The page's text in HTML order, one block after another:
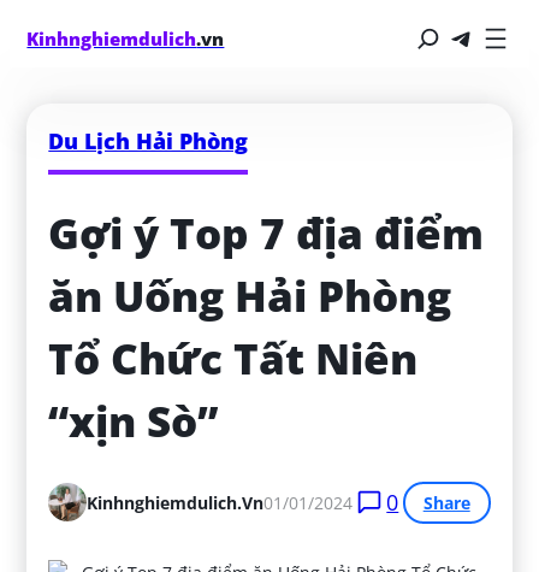
Kinhnghiemdulich.vn
Du Lịch Hải Phòng
Gợi ý Top 7 địa điểm
ăn Uống Hải Phòng
Tổ Chức Tất Niên
“xịn Sò”
Kinhnghiemdulich.vn01/01/2024 0 Share